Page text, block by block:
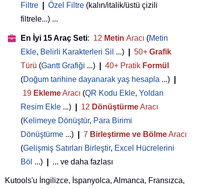
Filtre
Özel Filtre (kalın/italik/üstü çizili
filtrele...) ...
En İyi 15 Araç Seti: 12 Metin Aracı (Metin
Ekle, Belirli Karakterleri Sil ...) 50+ Grafik
Türü (Gantt Grafiği ...) 40+ Pratik Formül
(Doğum tarihine dayanarak yaş hesapla ...)
19 EklemeAracı (QR Kodu Ekle, Yoldan
Resim Ekle ...) 12 DönüştürmeAracı
(Kelimeye Dönüştür, Para Birimi
Dönüştürme ...) 7 Birleştirme ve BölmeAracı
(Gelişmiş Satırları Birleştir, Excel Hücrelerini
Böl ...) ... ve daha fazlası
Kutools'u İngilizce, İspanyolca, Almanca, Fransızca,